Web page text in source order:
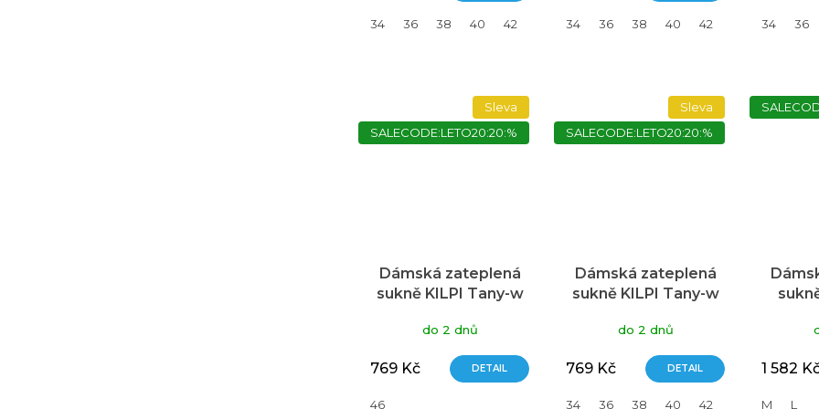
34 36 38 40 42 46
z
34 36 38 40 42 46
34 36
Sleva
SALECODE:LETO20:20:%
Dámská zateplená
sukně KILPI Tany-w
do 2 dnů
769 Kč DETAIL
46
Sleva
SALECODE:LETO20:20:%
Dámská zateplená
sukně KILPI Tany-w
do 2 dnů
769 Kč DETAIL
34 36 38 40 42 46
1 582
M L